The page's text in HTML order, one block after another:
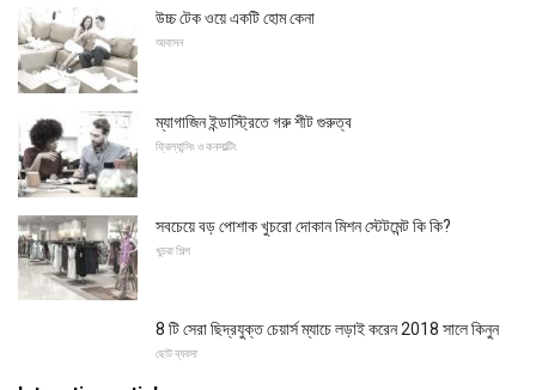
উচ্চ টেক ওয়ে একটি হোম কেনা
আবাসন
ম্যাগাজিন ইন্ডাস্ট্রিতে গরু শীট গুরুত্ব
ফ্রিল্যান্সিং ও কনসাল্টিং
সবচেয়ে বড় পোশাক খুচরো দোকান মিশন স্টেটমেন্ট কি কি?
খুচরা শিল্প
8 টি সেরা ছিদ্রযুক্ত চেয়ার্স ম্যাচে লড়াই করেন 2018 সালে কিনুন
ছোট ব্যবসা